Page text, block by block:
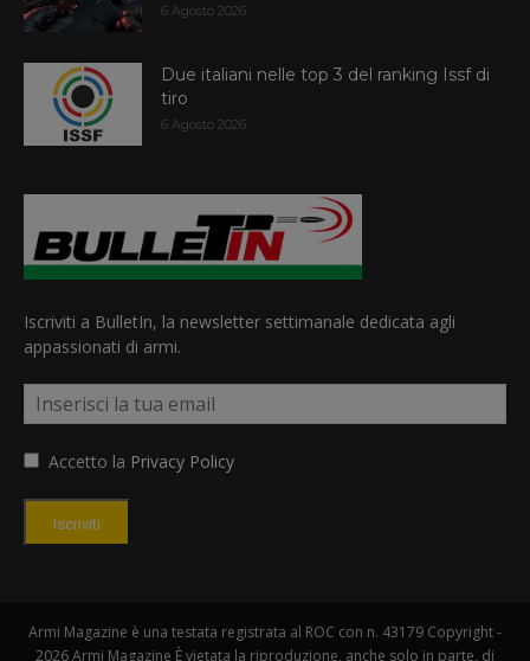
6 Agosto 2026
Due italiani nelle top 3 del ranking Issf di
tiro
6 Agosto 2026
Iscriviti a BulletIn, la newsletter settimanale dedicata agli
appassionati di armi.
Accetto la Privacy Policy
Iscriviti
Armi Magazine è una testata registrata al ROC con n. 43179 Copyright -
2026 Armi Magazine È vietata la riproduzione, anche solo in parte, di